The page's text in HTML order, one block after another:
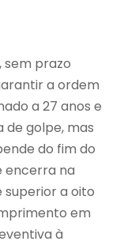
sem prazo
a ordem
a 27 anos e
golpe, mas
do fim do
encerra na
a oito
em
à